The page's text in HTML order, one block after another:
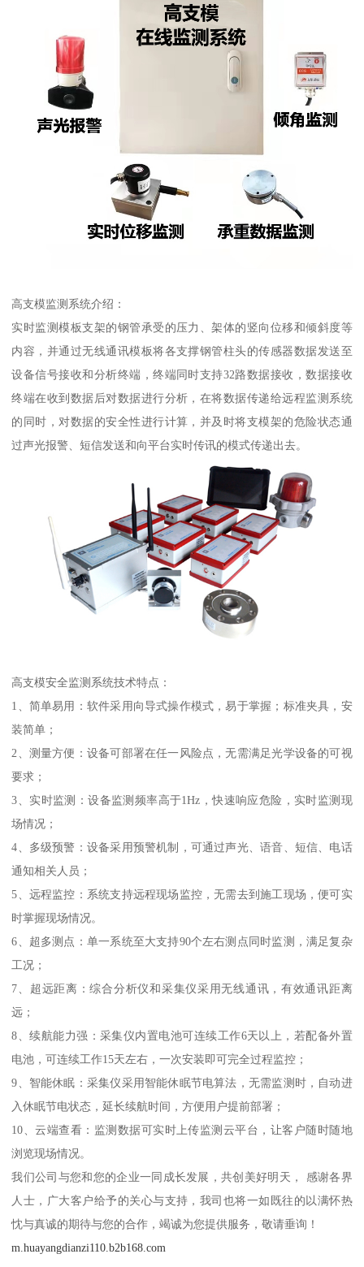
高支模监测系统介绍：
实时监测模板支架的钢管承受的压力、架体的竖向位移和倾斜度等
内容，并通过无线通讯模板将各支撑钢管柱头的传感器数据发送至
设备信号接收和分析终端，终端同时支持32路数据接收，数据接收
终端在收到数据后对数据进行分析，在将数据传递给远程监测系统
的同时，对数据的安全性进行计算，并及时将支模架的危险状态通
过声光报警、短信发送和向平台实时传讯的模式传递出去。
高支模安全监测系统技术特点：
1、简单易用：软件采用向导式操作模式，易于掌握；标准夹具，安
装简单；
2、测量方便：设备可部署在任一风险点，无需满足光学设备的可视
要求；
3、实时监测：设备监测频率高于1Hz，快速响应危险，实时监测现
场情况；
4、多级预警：设备采用预警机制，可通过声光、语音、短信、电话
通知相关人员；
5、远程监控：系统支持远程现场监控，无需去到施工现场，便可实
时掌握现场情况。
6、超多测点：单一系统至大支持90个左右测点同时监测，满足复杂
工况；
7、超远距离：综合分析仪和采集仪采用无线通讯，有效通讯距离
远；
8、续航能力强：采集仪内置电池可连续工作6天以上，若配备外置
电池，可连续工作15天左右，一次安装即可完全过程监控；
9、智能休眠：采集仪采用智能休眠节电算法，无需监测时，自动进
入休眠节电状态，延长续航时间，方便用户提前部署；
10、云端查看：监测数据可实时上传监测云平台，让客户随时随地
浏览现场情况。
我们公司与您和您的企业一同成长发展，共创美好明天， 感谢各界
人士，广大客户给予的关心与支持，我司也将一如既往的以满怀热
忱与真诚的期待与您的合作，竭诚为您提供服务，敬请垂询！
m.huayangdianzi110.b2b168.com